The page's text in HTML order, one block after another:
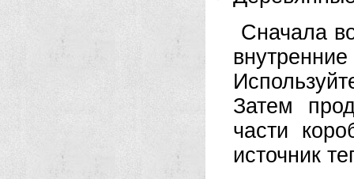
Сначала
Затем
части
источник